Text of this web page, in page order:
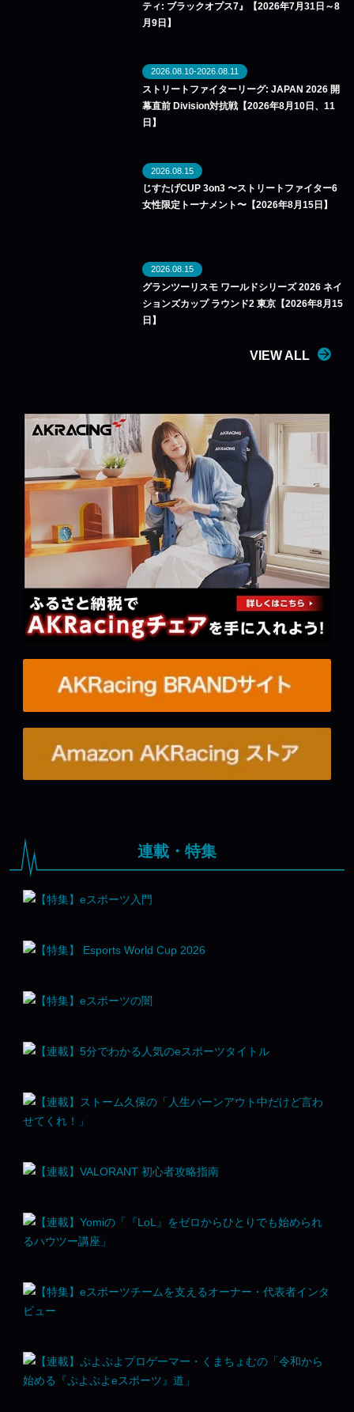
ティ: ブラックオプス7』【2026年7月31日～8
月9日】
2026.08.10-2026.08.11
ストリートファイターリーグ: JAPAN 2026 開
幕直前 Division対抗戦【2026年8月10日、11
日】
2026.08.15
じすたげCUP 3on3 〜ストリートファイター6
女性限定トーナメント〜【2026年8月15日】
2026.08.15
グランツーリスモ ワールドシリーズ 2026 ネイ
ションズカップ ラウンド2 東京【2026年8月15
日】
VIEW ALL
連載・特集